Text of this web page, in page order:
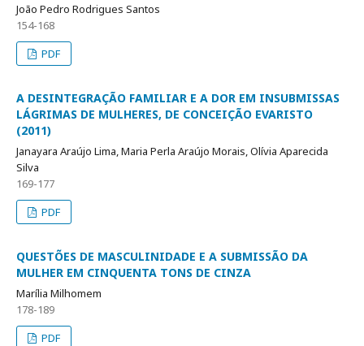
João Pedro Rodrigues Santos
154-168
PDF
A DESINTEGRAÇÃO FAMILIAR E A DOR EM INSUBMISSAS
LÁGRIMAS DE MULHERES, DE CONCEIÇÃO EVARISTO
(2011)
Janayara Araújo Lima, Maria Perla Araújo Morais, Olívia Aparecida
Silva
169-177
PDF
QUESTÕES DE MASCULINIDADE E A SUBMISSÃO DA
MULHER EM CINQUENTA TONS DE CINZA
Marília Milhomem
178-189
PDF